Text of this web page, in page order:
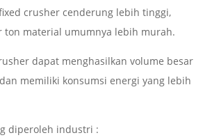
crusher cenderung lebih tinggi,
ton material umumnya lebih murah.
dapat menghasilkan volume besar
memiliki konsumsi energi yang lebih
diperoleh industri :